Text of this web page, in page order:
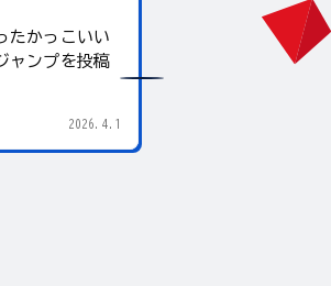
たかっこいい
ャンプを投稿
2026.4.1
テーマは「夏」！入
giftee boxをプレ